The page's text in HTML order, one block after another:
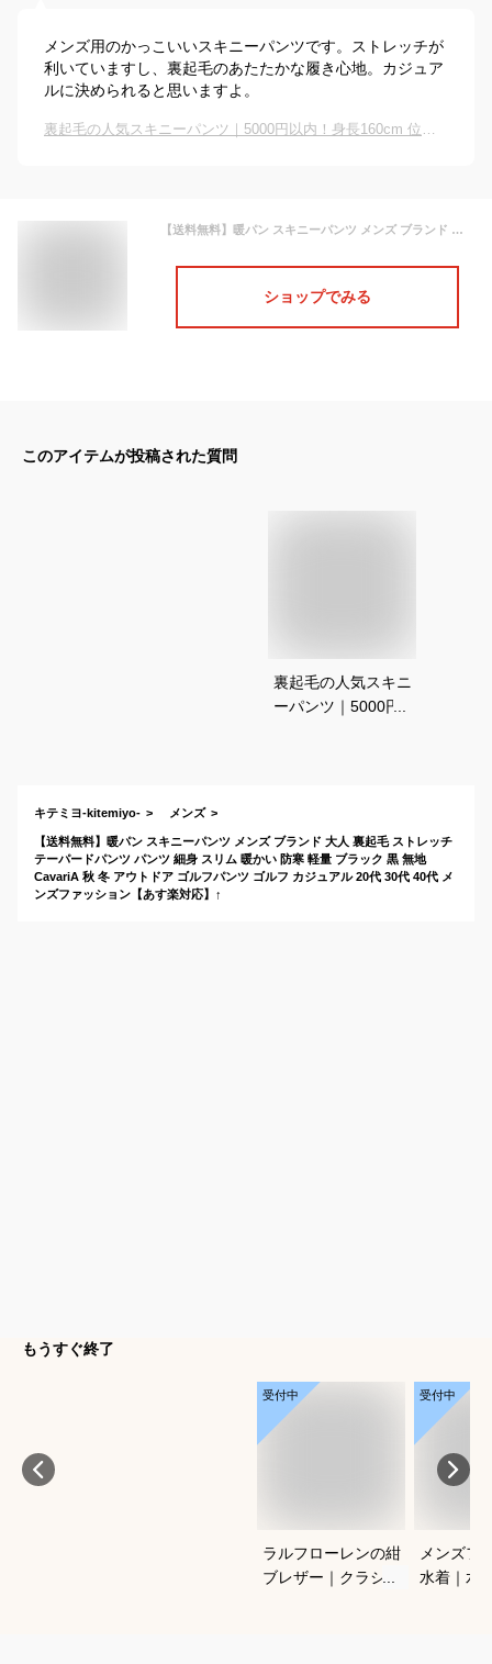
メンズ用のかっこいいスキニーパンツです。ストレッチが
利いていますし、裏起毛のあたたかな履き心地。カジュア
ルに決められると思いますよ。
裏起毛の人気スキニーパンツ｜5000円以内！身長160cm 位のちょっと太めの男性が履いても細見えするズボンを教えて
【送料無料】暖パン スキニーパンツ メンズ ブランド 大人 裏起毛 ストレッチ テーパードパンツ パンツ 細身 スリム 暖かい 防寒 軽量 ブラック 黒 無地 CavariA 秋 冬 アウトドア ゴルフパンツ ゴルフ カジュアル 20代 30代 40代 メンズファッション【あす楽対応】↑
ショップでみる
このアイテムが投稿された質問
裏起毛の人気スキニ
ーパンツ｜5000円以
キテミヨ-kitemiyo- メンズ
【送料無料】暖パン スキニーパンツ メンズ ブランド 大人 裏起毛 ストレッチ
テーパードパンツ パンツ 細身 スリム 暖かい 防寒 軽量 ブラック 黒 無地
CavariA 秋 冬 アウトドア ゴルフパンツ ゴルフ カジュアル 20代 30代 40代 メ
ンズファッション【あす楽対応】↑
もうすぐ終了
受付中
ラルフローレンの紺
ブレザー｜クラシッ
受付中
メンズフ
水着｜水